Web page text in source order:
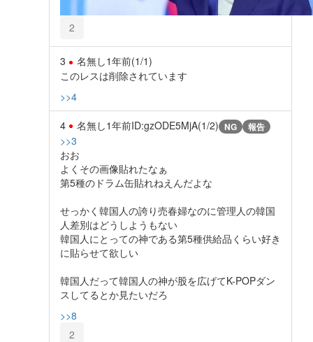
2
3 名無し1年前(1/1)
このレスは削除されています
>>4
4 名無し1年前ID:gzODE5MjA(1/2) NG 報告
>>3
おお
よくその画像貼れたなぁ
第5種のドラム缶貼れねえんだよな
せっかく韓国人の誇り売春婦なのに管理人の韓国
人差別はどうしようもない
韓国人にとっての神である第5種供給品くらい好き
に貼らせて欲しい
韓国人だって韓国人の神が股を広げてK-POPダン
スしてるとか見たいだろ
>>8
2